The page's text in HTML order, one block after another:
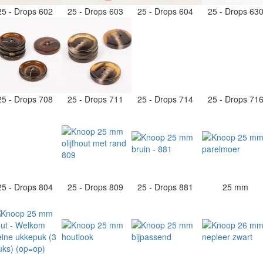
- Drops 602 25 - Drops 603 25 - Drops 604 25 - Drops
- Drops 708 25 - Drops 711 25 - Drops 714 25 - Drops
- Drops 804 25 - Drops 809 25 - Drops 881 25 mm